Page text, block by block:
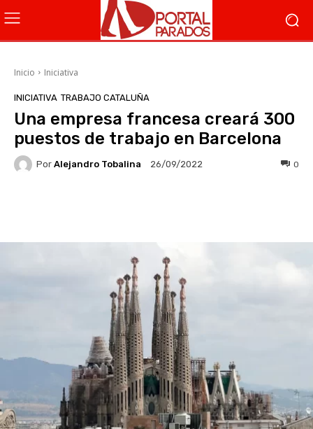
Inicio Iniciativa
INICIATIVA TRABAJO CATALUÑA
Una empresa francesa creará 300
puestos de trabajo en Barcelona
Por Alejandro Tobalina 26/09/2022 0